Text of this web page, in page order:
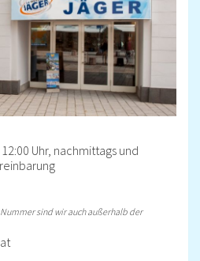
Uhr, nachmittags und
sind wir auch außerhalb der